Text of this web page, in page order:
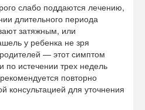
слабо поддаются лечению,
длительного периода
затяжным, или
у ребенка не зря
— этот симптом
по истечении трех недель
повторно
консультацией для уточнения